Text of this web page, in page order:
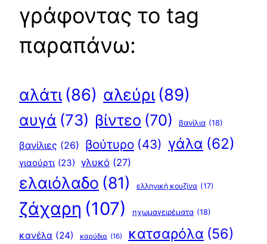
γράφοντας το tag
παραπάνω:
αλάτι (86) αλεύρι (89)
αυγά (73) βίντεο (70) βανίλια (18)
βανίλιες (26) βούτυρο (43) γάλα (62)
γιαούρτι (23) γλυκό (27)
ελαιόλαδο (81) ελληνική κουζίνα (17)
ζάχαρη (107) ηχωμαγειρέματα (18)
κανέλα (24) καρύδια (16) κατσαρόλα (56)